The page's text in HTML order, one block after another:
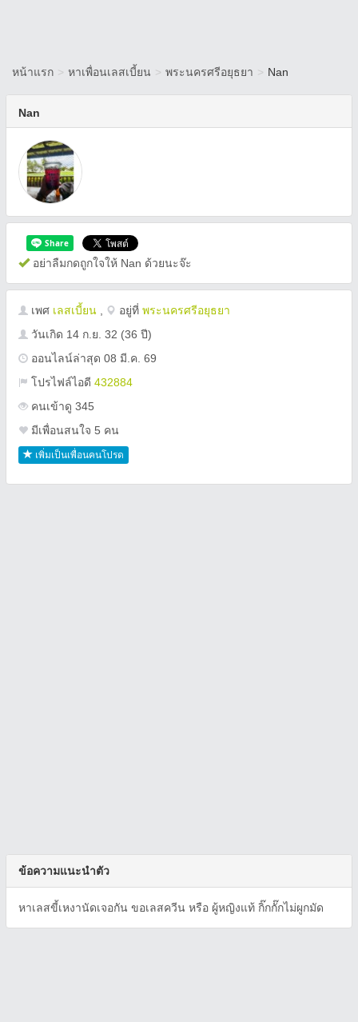
หน้าแรก > หาเพื่อนเลสเบี้ยน > พระนครศรีอยุธยา > Nan
Nan
อย่าลืมกดถูกใจให้ Nan ด้วยนะจ๊ะ
เพศ เลสเบี้ยน อยู่ที่ พระนครศรีอยุธยา
วันเกิด 14 ก.ย. 32 (36 ปี)
ออนไลน์ล่าสุด 08 มี.ค. 69
โปรไฟล์ไอดี 432884
คนเข้าดู 345
มีเพื่อนสนใจ 5 คน
เพิ่มเป็นเพื่อนคนโปรด
ข้อความแนะนำตัว
หาเลสขี้เหงานัดเจอกัน ขอเลสควีน หรือ ผู้หญิงแท้ กิ๊กกั๊กไม่ผูกมัด